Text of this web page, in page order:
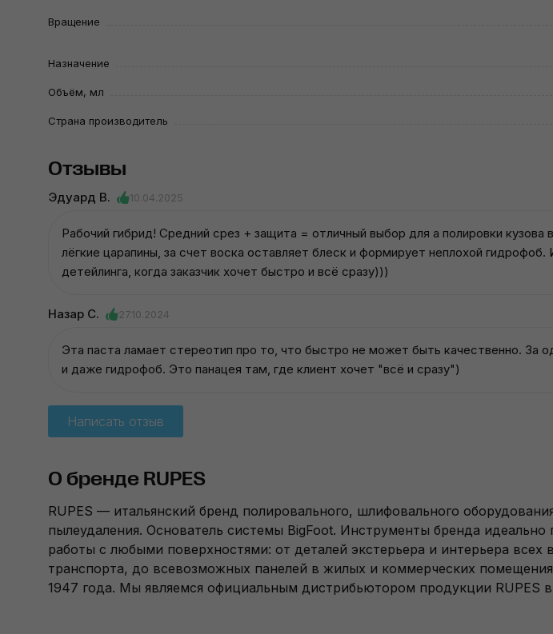
Вращение
Назначение
Объём, мл
Страна производитель
Отзывы
Эдуард В. 10.04.2025
Рабочий гибрид! Средний срез + защита = отличный выбор для а полировки
лёгкие царапины, за счет воска оставляет блеск и формирует неплохой
детейлинга, когда заказчик хочет быстро и всё сразу)))
Назар С. 27.10.2024
Эта паста ламает стереотип про то, что быстро не может быть качественно. За
и даже гидрофоб. Это панацея там, где клиент хочет "всё и сразу")
Написать отзыв
О бренде RUPES
RUPES — итальянский бренд полировального, шлифовального
пылеудаления. Основатель системы BigFoot. Инструменты бренда идеально
работы с любыми поверхностями: от деталей экстерьера и интерьера всех
транспорта, до всевозможных панелей в жилых и коммерческих
1947 года. Мы являемся официальным дистрибьютором продукции RUPES в